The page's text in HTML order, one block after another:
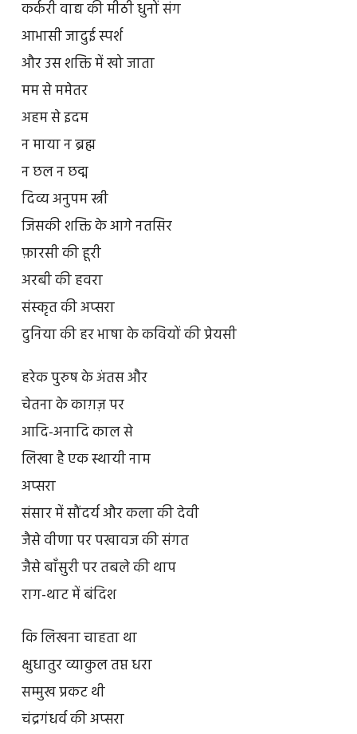
कर्करी वाद्य की मीठी धुनों संग
आभासी जादुई स्पर्श
और उस शक्ति में खो जाता
मम से ममेतर
अहम से इदम
न माया न ब्रह्म
न छल न छद्म
दिव्य अनुपम स्त्री
जिसकी शक्ति के आगे नतसिर
फ़ारसी की हूरी
अरबी की हवरा
संस्कृत की अप्सरा
दुनिया की हर भाषा के कवियों की प्रेयसी
हरेक पुरुष के अंतस और
चेतना के काग़ज़ पर
आदि-अनादि काल से
लिखा है एक स्थायी नाम
अप्सरा
संसार में सौंदर्य और कला की देवी
जैसे वीणा पर पखावज की संगत
जैसे बाँसुरी पर तबले की थाप
राग-थाट में बंदिश
कि लिखना चाहता था
क्षुधातुर व्याकुल तप्त धरा
सम्मुख प्रकट थी
चंद्रगंधर्व की अप्सरा